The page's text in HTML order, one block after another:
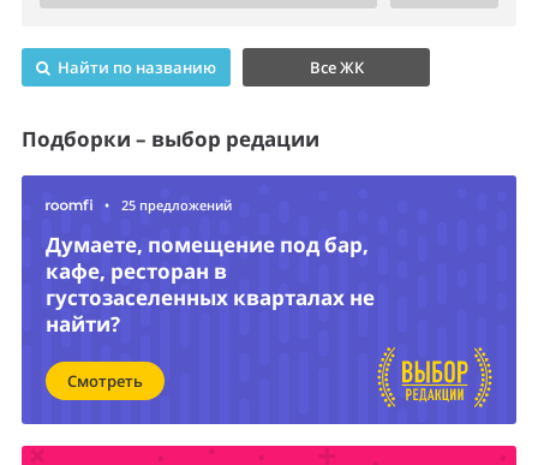
Найти по названию Все ЖК
Подборки – выбор редации
• 25 предложений
Думаете, помещение под бар,
кафе, ресторан в
густозаселенных кварталах не
найти?
Смотреть